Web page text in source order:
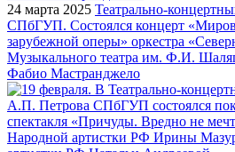
24 марта 2025 Театрально-
СПбГУП. Состоялся концерт
зарубежной оперы» оркестра
Музыкального театра им. Ф.И.
Фабио Мастранджело